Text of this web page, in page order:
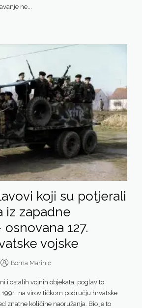
ne...
koji su potjerali
iz zapadne
127.
vojske
Borna Marinić
i ostalih vojnih objekata, poglavito
na virovitičkom području hrvatske
znatne količine naoružanja. Bio je to